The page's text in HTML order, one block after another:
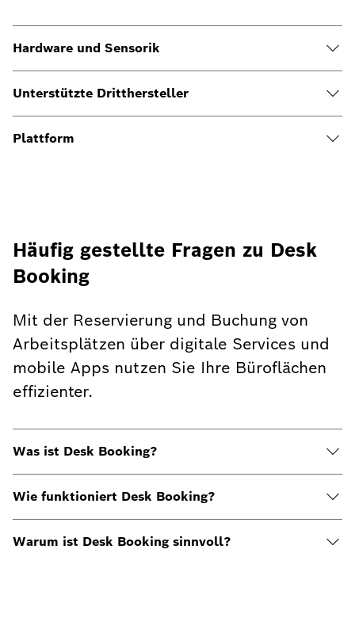
Hardware und Sensorik
Unterstützte Dritthersteller
Plattform
Häufig gestellte Fragen zu Desk
Booking
Mit der Reservierung und Buchung von
Arbeitsplätzen über digitale Services und
mobile Apps nutzen Sie Ihre Büroflächen
effizienter.
Was ist Desk Booking?
Wie funktioniert Desk Booking?
Warum ist Desk Booking sinnvoll?